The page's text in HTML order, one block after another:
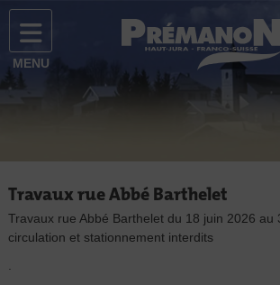
MENU
Site officiel de la commune de
Instagram
Travaux rue Abbé Barthelet
Travaux rue Abbé Barthelet du 18 juin 2026 au
circulation et stationnement interdits
.